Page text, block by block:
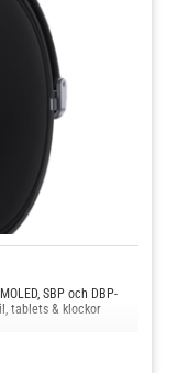
SBP och DBP-
tablets & klockor